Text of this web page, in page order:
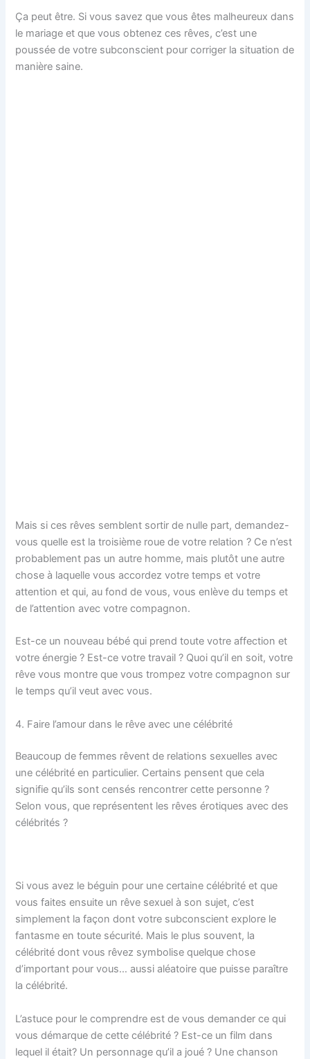
Ça peut être. Si vous savez que vous êtes malheureux dans
le mariage et que vous obtenez ces rêves, c’est une
poussée de votre subconscient pour corriger la situation de
manière saine.
Mais si ces rêves semblent sortir de nulle part, demandez-
vous quelle est la troisième roue de votre relation ? Ce n’est
probablement pas un autre homme, mais plutôt une autre
chose à laquelle vous accordez votre temps et votre
attention et qui, au fond de vous, vous enlève du temps et
de l’attention avec votre compagnon.
Est-ce un nouveau bébé qui prend toute votre affection et
votre énergie ? Est-ce votre travail ? Quoi qu’il en soit, votre
rêve vous montre que vous trompez votre compagnon sur
le temps qu’il veut avec vous.
4. Faire l’amour dans le rêve avec une célébrité
Beaucoup de femmes rêvent de relations sexuelles avec
une célébrité en particulier. Certains pensent que cela
signifie qu’ils sont censés rencontrer cette personne ?
Selon vous, que représentent les rêves érotiques avec des
célébrités ?
Si vous avez le béguin pour une certaine célébrité et que
vous faites ensuite un rêve sexuel à son sujet, c’est
simplement la façon dont votre subconscient explore le
fantasme en toute sécurité. Mais le plus souvent, la
célébrité dont vous rêvez symbolise quelque chose
d’important pour vous… aussi aléatoire que puisse paraître
la célébrité.
L’astuce pour le comprendre est de vous demander ce qui
vous démarque de cette célébrité ? Est-ce un film dans
lequel il était? Un personnage qu’il a joué ? Une chanson